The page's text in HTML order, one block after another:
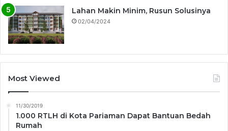
Lahan Makin Minim, Rusun Solusinya
02/04/2024
Most Viewed
11/30/2019
1.000 RTLH di Kota Pariaman Dapat Bantuan Bedah
Rumah